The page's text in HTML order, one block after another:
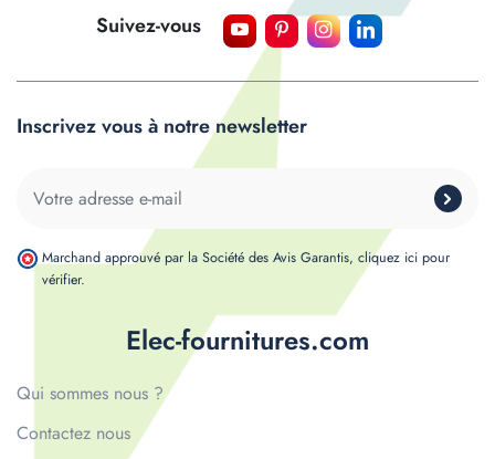
Elec-fournitures.com
Qui sommes nous ?
Contactez nous
Suivez-vous
Inscrivez vous à notre newsletter
Marchand approuvé par la Société des Avis Garantis, cliquez ici pour
vérifier.